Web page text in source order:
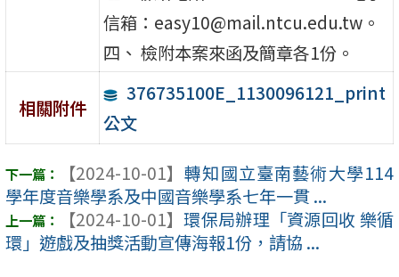
信箱：easy10@mail.ntcu.edu.tw。
四、 檢附本案來函及簡章各1份。
相關附件
376735100E_1130096121_print
公文
【2024-10-01】 轉知國立臺南藝術大學114
學年度音樂學系及中國音樂學系七年一貫 ...
【2024-10-01】 環保局辦理「資源回收 樂循
環」遊戲及抽獎活動宣傳海報1份，請協 ...